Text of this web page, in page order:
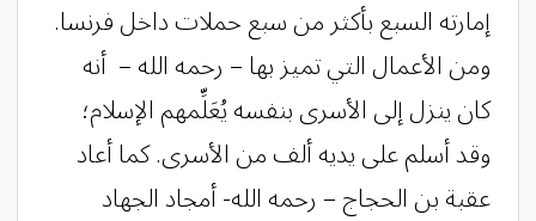
إمارته السبع بأكثر من سبع حملات داخل فرنسا.
ومن الأعمال التي تميز بها – رحمه الله – أنه
كان ينزل إلى الأسرى بنفسه يُعَلِّمهم الإسلام؛
وقد أسلم على يديه ألف من الأسرى. كما أعاد
عقبة بن الحجاج – رحمه الله- أمجاد الجهاد